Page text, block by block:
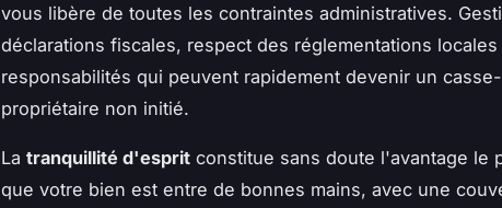
vous libère de toutes les contraintes administratives.
déclarations fiscales, respect des réglementations locales
responsabilités qui peuvent rapidement devenir un
propriétaire non initié.
La tranquillité d'esprit constitue sans doute l'avantage le
que votre bien est entre de bonnes mains, avec une